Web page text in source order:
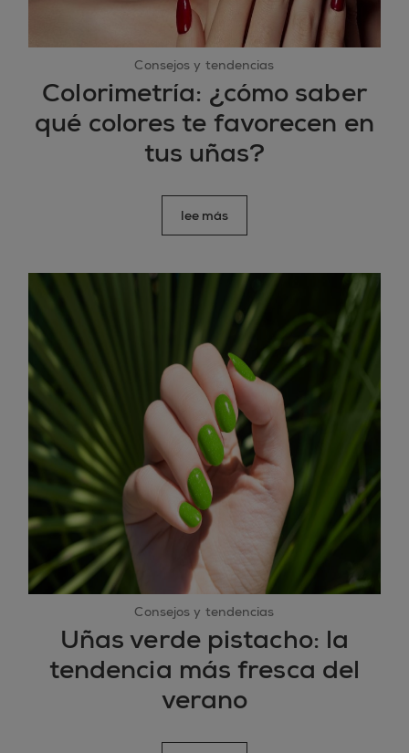
Consejos y tendencias
Colorimetría: ¿cómo saber
qué colores te favorecen en
tus uñas?
lee más
Consejos y tendencias
Uñas verde pistacho: la
tendencia más fresca del
verano